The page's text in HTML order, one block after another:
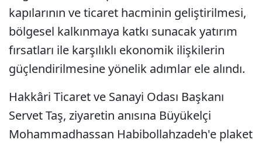
kapılarının ve ticaret hacminin geliştirilmesi,
bölgesel kalkınmaya katkı sunacak yatırım
fırsatları ile karşılıklı ekonomik ilişkilerin
güçlendirilmesine yönelik adımlar ele alındı.
Hakkâri Ticaret ve Sanayi Odası Başkanı
Servet Taş, ziyaretin anısına Büyükelçi
Mohammadhassan Habibollahzadeh'e plaket